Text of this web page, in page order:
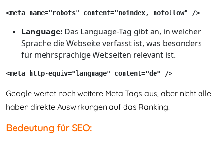
<meta name="robots" content="noindex, nofollow" />
Language: Das Language-Tag gibt an, in welcher
Sprache die Webseite verfasst ist, was besonders
für mehrsprachige Webseiten relevant ist.
<meta http-equiv="language" content="de" />
Google wertet noch weitere Meta Tags aus, aber nicht alle
haben direkte Auswirkungen auf das Ranking.
Bedeutung für SEO: